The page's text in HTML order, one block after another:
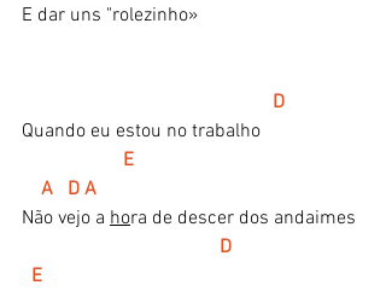
E dar uns "rolezinho»
  D
Quando eu estou no trabalho
E
    A   D A
Não vejo a hora de descer dos andaimes
D
  E